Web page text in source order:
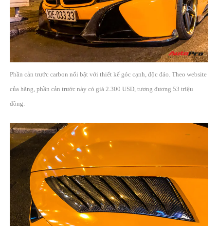
Phần cản trước carbon nổi bật với thiết kế góc cạnh, độc đáo. Theo website
của hãng, phần cản trước này có giá 2.300 USD, tương đương 53 triệu
đồng.